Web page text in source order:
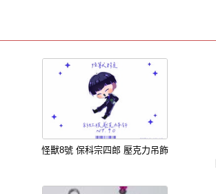
怪獸8號 保科宗四郎 壓克力吊飾